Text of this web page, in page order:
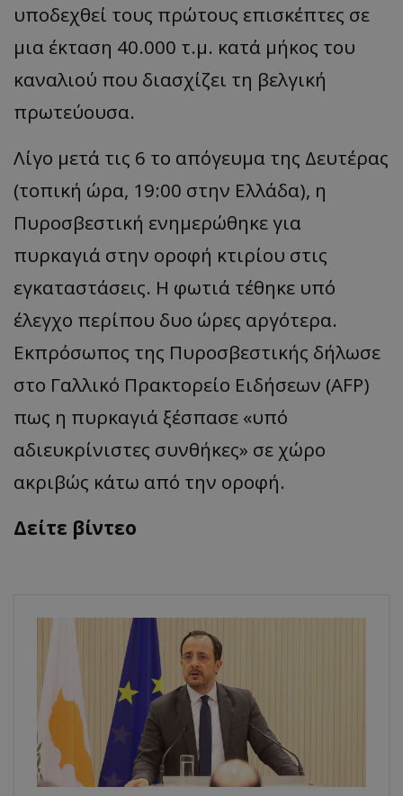
υποδεχθεί τους πρώτους επισκέπτες σε
μια έκταση 40.000 τ.μ. κατά μήκος του
καναλιού που διασχίζει τη βελγική
πρωτεύουσα.
Λίγο μετά τις 6 το απόγευμα της Δευτέρας
(τοπική ώρα, 19:00 στην Ελλάδα), η
Πυροσβεστική ενημερώθηκε για
πυρκαγιά στην οροφή κτιρίου στις
εγκαταστάσεις. Η φωτιά τέθηκε υπό
έλεγχο περίπου δυο ώρες αργότερα.
Εκπρόσωπος της Πυροσβεστικής δήλωσε
στο Γαλλικό Πρακτορείο Ειδήσεων (AFP)
πως η πυρκαγιά ξέσπασε «υπό
αδιευκρίνιστες συνθήκες» σε χώρο
ακριβώς κάτω από την οροφή.
Δείτε βίντεο